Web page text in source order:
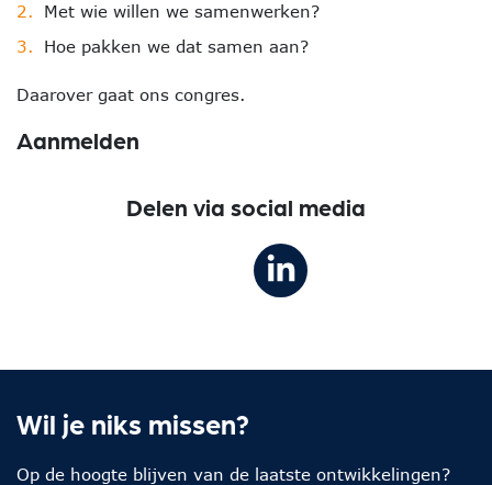
Met wie willen we samenwerken?
Hoe pakken we dat samen aan?
Daarover gaat ons congres.
Aanmelden
Delen via social media
Wil je niks missen?
Op de hoogte blijven van de laatste ontwikkelingen?